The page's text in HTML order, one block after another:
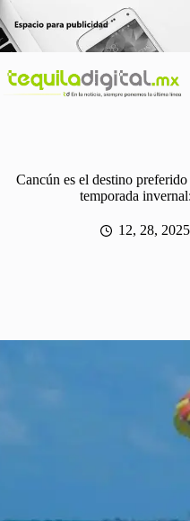
Saltar
al
contenido
Cancún es el destino preferido
temporada
12, 28, 2025